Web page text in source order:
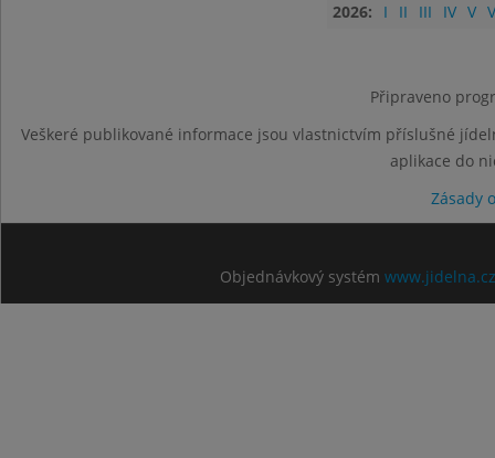
2026:
I II III IV V
Připraveno
Veškeré publikované informace jsou vlastnictvím příslušné
aplikace do
Zásady
Objednávkový systém www.jidelna.cz